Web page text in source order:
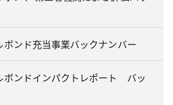
ボンド充当事業バックナンバー
ボンドインパクトレポート バッ